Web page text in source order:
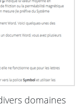
domaines